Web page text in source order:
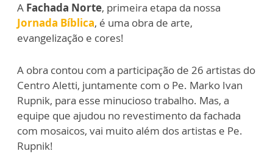
A Fachada Norte, primeira etapa da nossa
Jornada Bíblica, é uma obra de arte,
evangelização e cores!
A obra contou com a participação de 26 artistas do
Centro Aletti, juntamente com o Pe. Marko Ivan
Rupnik, para esse minucioso trabalho. Mas, a
equipe que ajudou no revestimento da fachada
com mosaicos, vai muito além dos artistas e Pe.
Rupnik!